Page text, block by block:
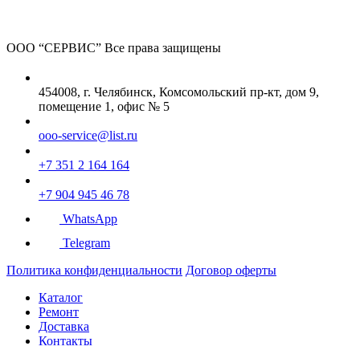
ООО “СЕРВИС” Все права защищены
454008, г. Челябинск, Комсомольский пр-кт, дом 9,
помещение 1, офис № 5
ooo-service@list.ru
+7 351 2 164 164
+7 904 945 46 78
WhatsApp
Telegram
Политика конфиденциальности Договор оферты
Каталог
Ремонт
Доставка
Контакты